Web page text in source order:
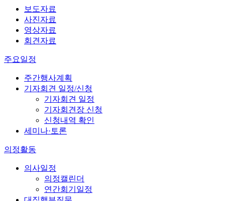
보도자료
사진자료
영상자료
회견자료
주요일정
주간행사계획
기자회견 일정/신청
기자회견 일정
기자회견장 신청
신청내역 확인
세미나·토론
의정활동
의사일정
의정캘린더
연간회기일정